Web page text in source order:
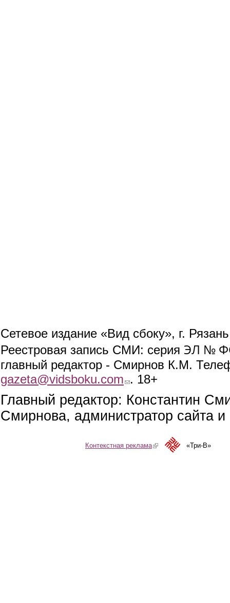
Сетевое издание «Вид сбоку», г.
Реестровая запись СМИ: серия ЭЛ №
главный редактор - Смирнов К.М.
gazeta@vidsboku.com (link sends e-mail)
. 18+
Главный редактор: Константин
Смирнова, администратор сайта
Контекстная реклама(link is external)«Три-В»